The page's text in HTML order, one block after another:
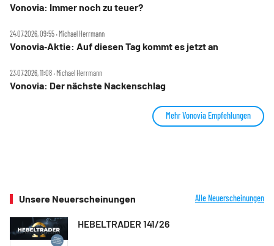
Vonovia: Immer noch zu teuer?
24.07.2026, 09:55 ‧ Michael Herrmann
Vonovia‑Aktie: Auf diesen Tag kommt es jetzt an
23.07.2026, 11:08 ‧ Michael Herrmann
Vonovia: Der nächste Nackenschlag
Mehr Vonovia Empfehlungen
Unsere Neuerscheinungen Alle Neuerscheinungen
HEBELTRADER 141/26